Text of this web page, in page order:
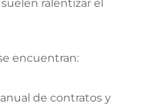
ralentizar el
encuentran:
de contratos y